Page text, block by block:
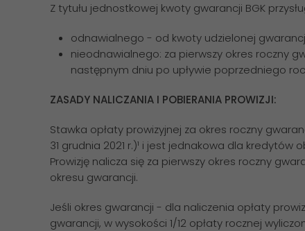
Z tytułu jednostkowej kwoty gwarancji BGK
odnawialnego - od kwoty udzielonej
nieodnawialnego: za pierwszy okres roczny
następnym dniu po upływie poprzedniego
ZASADY NALICZANIA I POBIERANIA PROWIZJI:
Stawka opłaty prowizyjnej za okres roczny
31 grudnia 2021 r.)¹ i jest jednakowa dla kredytów
Prowizję nalicza się za pierwszy okres roczny
okresu gwarancji.
Jeśli okres gwarancji - dla naliczenia opłaty
gwarancji, w wysokości 1/12 opłaty rocznej